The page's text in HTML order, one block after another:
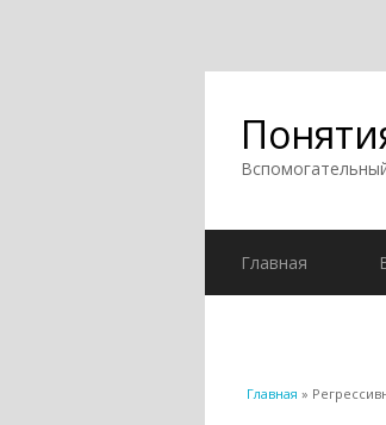
Главная
Вы здесь
Главная »